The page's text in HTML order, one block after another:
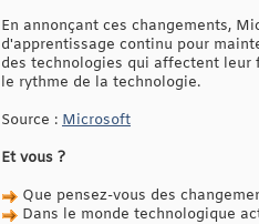
En annonçant ces changements,
d'apprentissage continu pour
des technologies qui affectent leur
le rythme de la technologie.
Source : Microsoft
Et vous ?
Que pensez-vous des
Dans le monde technologique